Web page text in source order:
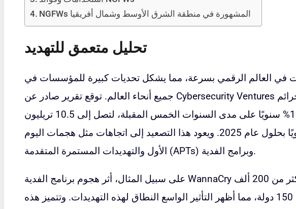
NGFWs المشهورة في منطقة الشرق الأوسط وشمال أفريقيا
تحليل متعمق للتهديد
في العالم الرقمي بسرعة، مما يشكل تحديات كبيرة للمؤسسات في
جميع أنحاء العالم. توقع تقرير صادر عن Cybersecurity Ventures أن تنمو تكاليف الجرائم
الإلكترونية بنسبة 15% سنويًا على مدى السنوات الخمس المقبلة، لتصل إلى 10.5 تريليون
دولار أمريكي سنويًا بحلول عام 2025. ويعود هذا التصعيد إلى اتجاهات مثل هجمات اليوم
الأول والتهديدات المستمرة المتقدمة (APTs) وبرامج الفدية.
على سبيل المثال، أثر هجوم برنامج الفدية WannaCry عام 2017 على أكثر من 200 ألف
جهاز كمبيوتر في 150 دولة، مما أظهر التأثير الواسع النطاق لهذه التهديدات. وتتميز هذه